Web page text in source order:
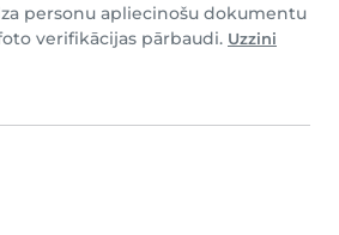
personu apliecinošu dokumentu
verifikācijas pārbaudi. Uzzini